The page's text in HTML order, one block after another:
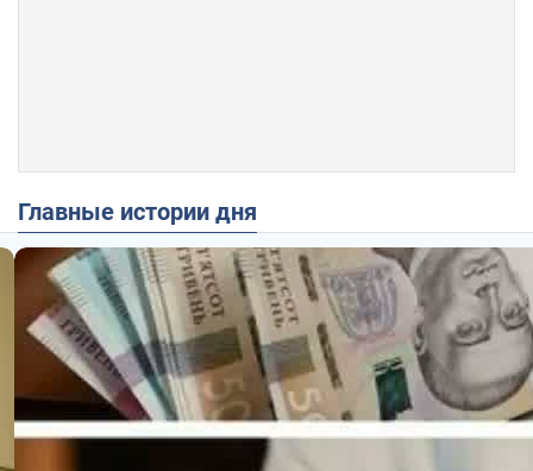
Главные истории дня